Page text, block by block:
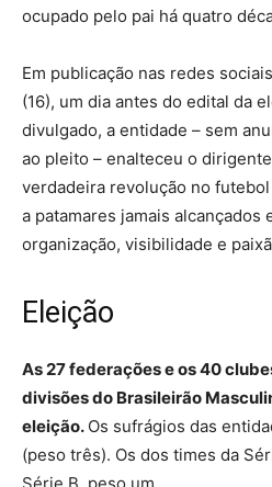
ocupado pelo pai há quatro
Em publicação nas redes
(16), um dia antes do edital da
divulgado, a entidade – sem
ao pleito – enalteceu o
verdadeira revolução no
a patamares jamais alcançados
organização, visibilidade e
Eleição
As 27 federações e os 40
divisões do Brasileirão
eleição. Os sufrágios das
(peso três). Os dos times da